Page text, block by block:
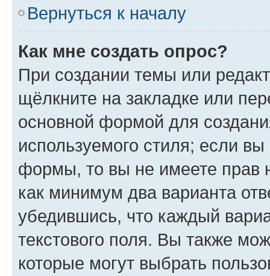
Вернуться к началу
Как мне создать опрос?
При создании темы или
щёлкните на закладке или
основной формой для
используемого стиля; если
формы, то вы не имеете прав
как минимум два варианта
убедившись, что каждый
текстового поля. Вы также
которые могут выбрать